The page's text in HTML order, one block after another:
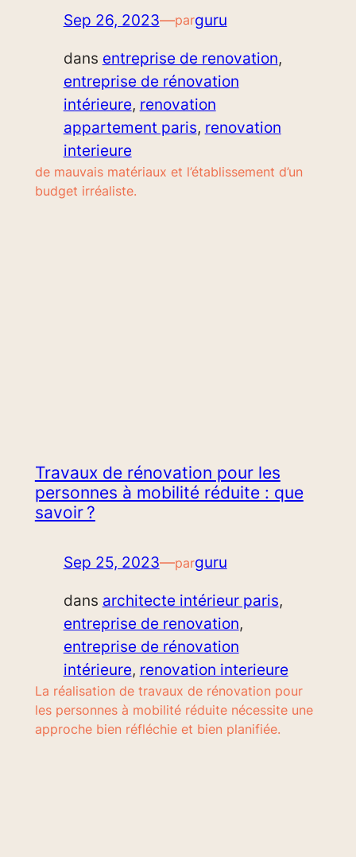
Sep 26, 2023—parguru
dans entreprise de renovation
entreprise de rénovation
intérieure, renovation
appartement paris, renovation
interieure
de mauvais matériaux et l’établissement d’un
budget irréaliste.
Travaux de rénovation pour les
personnes à mobilité réduite : que
savoir ?
Sep 25, 2023—parguru
dans architecte intérieur paris
entreprise de renovation
entreprise de rénovation
intérieure, renovation interieure
La réalisation de travaux de rénovation pour
les personnes à mobilité réduite nécessite une
approche bien réfléchie et bien planifiée.